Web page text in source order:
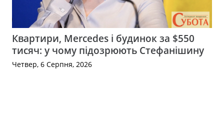
Квартири, Mercedes і будинок за $550
тисяч: у чому підозрюють Стефанішину
Четвер, 6 Серпня, 2026